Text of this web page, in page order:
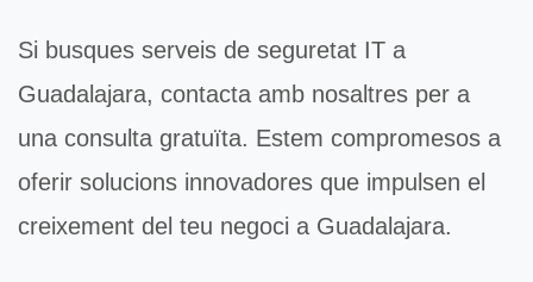
Si busques serveis de seguretat IT a
Guadalajara, contacta amb nosaltres per a
una consulta gratuïta. Estem compromesos a
oferir solucions innovadores que impulsen el
creixement del teu negoci a Guadalajara.